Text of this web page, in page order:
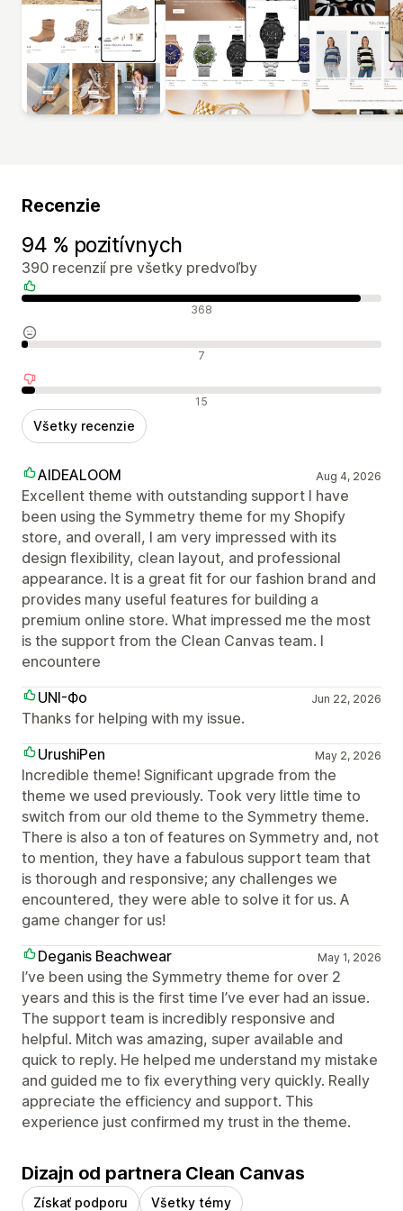
Recenzie
94 % pozitívnych
390 recenzií pre všetky predvoľby
Pozitívne recenzie 368
Neutrálne recenzie 7
Negatívne recenzie 15
Všetky recenzie
AIDEALOOM Aug 4, 2026
Excellent theme with outstanding support I have
been using the Symmetry theme for my Shopify
store, and overall, I am very impressed with its
design flexibility, clean layout, and professional
appearance. It is a great fit for our fashion brand and
provides many useful features for building a
premium online store. What impressed me the most
is the support from the Clean Canvas team. I
encountere
UNI-Фо
Jun 22, 2026
Thanks for helping with my issue.
UrushiPen
May 2, 2026
Incredible theme! Significant upgrade from the
theme we used previously. Took very little time to
switch from our old theme to the Symmetry theme.
There is also a ton of features on Symmetry and, not
to mention, they have a fabulous support team that
is thorough and responsive; any challenges we
encountered, they were able to solve it for us. A
game changer for us!
Deganis Beachwear
May 1, 2026
I’ve been using the Symmetry theme for over 2
years and this is the first time I’ve ever had an issue.
The support team is incredibly responsive and
helpful. Mitch was amazing, super available and
quick to reply. He helped me understand my mistake
and guided me to fix everything very quickly. Really
appreciate the efficiency and support. This
experience just confirmed my trust in the theme.
Dizajn od partnera Clean Canvas
Získať podporu Všetky témy